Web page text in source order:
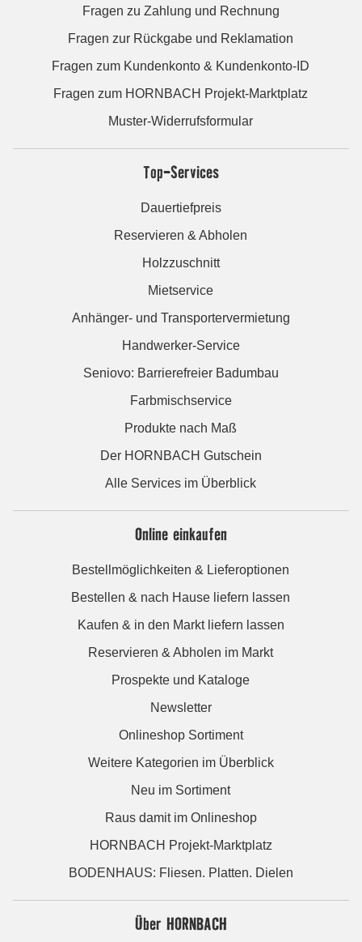
Fragen zu Zahlung und Rechnung
Fragen zur Rückgabe und Reklamation
Fragen zum Kundenkonto & Kundenkonto-ID
Fragen zum HORNBACH Projekt-Marktplatz
Muster-Widerrufsformular
Top-Services
Dauertiefpreis
Reservieren & Abholen
Holzzuschnitt
Mietservice
Anhänger- und Transportervermietung
Handwerker-Service
Seniovo: Barrierefreier Badumbau
Farbmischservice
Produkte nach Maß
Der HORNBACH Gutschein
Alle Services im Überblick
Online einkaufen
Bestellmöglichkeiten & Lieferoptionen
Bestellen & nach Hause liefern lassen
Kaufen & in den Markt liefern lassen
Reservieren & Abholen im Markt
Prospekte und Kataloge
Newsletter
Onlineshop Sortiment
Weitere Kategorien im Überblick
Neu im Sortiment
Raus damit im Onlineshop
HORNBACH Projekt-Marktplatz
BODENHAUS: Fliesen. Platten. Dielen
Über HORNBACH